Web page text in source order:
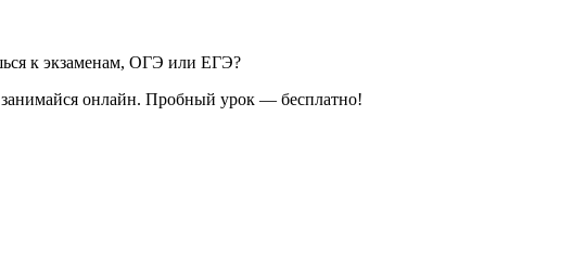
к экзаменам, ОГЭ или ЕГЭ?
онлайн. Пробный урок — бесплатно!